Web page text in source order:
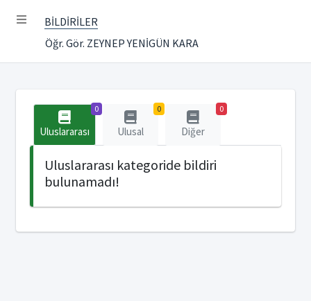
BİLDİRİLER
Öğr. Gör. ZEYNEP YENİGÜN KARA
0
Uluslararası
0
Ulusal
0
Diğer
Uluslararası kategoride bildiri
bulunamadı!